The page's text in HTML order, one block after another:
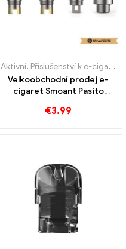
,Výparník
Aktivní, Příslušenství k e-cigaretám
Velkoobchodní prodej e-
cigaret Smoant Pasito
€3.99